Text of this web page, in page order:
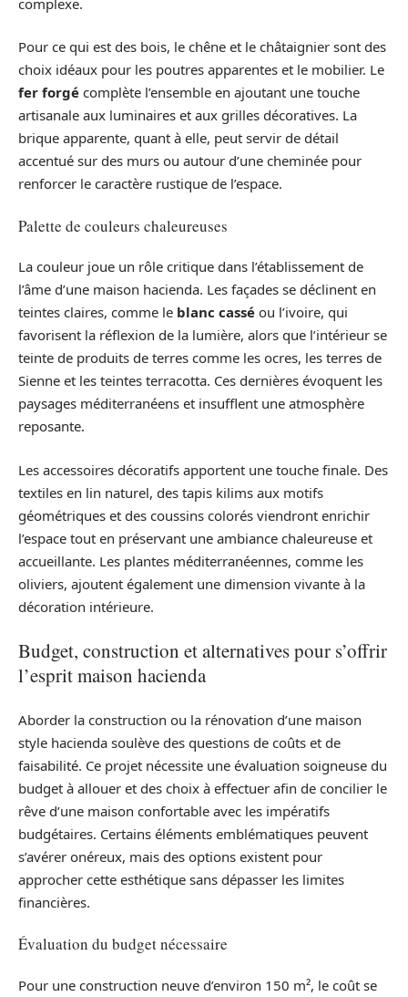
Pour ce qui est des bois, le chêne et le châtaignier sont des
choix idéaux pour les poutres apparentes et le mobilier. Le
fer forgé complète l’ensemble en ajoutant une touche
artisanale aux luminaires et aux grilles décoratives. La
brique apparente, quant à elle, peut servir de détail
accentué sur des murs ou autour d’une cheminée pour
renforcer le caractère rustique de l’espace.
Palette de couleurs chaleureuses
La couleur joue un rôle critique dans l’établissement de
l’âme d’une maison hacienda. Les façades se déclinent en
teintes claires, comme le blanc cassé ou l’ivoire, qui
favorisent la réflexion de la lumière, alors que l’intérieur se
teinte de produits de terres comme les ocres, les terres de
Sienne et les teintes terracotta. Ces dernières évoquent les
paysages méditerranéens et insufflent une atmosphère
reposante.
Les accessoires décoratifs apportent une touche finale. Des
textiles en lin naturel, des tapis kilims aux motifs
géométriques et des coussins colorés viendront enrichir
l’espace tout en préservant une ambiance chaleureuse et
accueillante. Les plantes méditerranéennes, comme les
oliviers, ajoutent également une dimension vivante à la
décoration intérieure.
Budget, construction et alternatives pour s’offrir
l’esprit maison hacienda
Aborder la construction ou la rénovation d’une maison
style hacienda soulève des questions de coûts et de
faisabilité. Ce projet nécessite une évaluation soigneuse du
budget à allouer et des choix à effectuer afin de concilier le
rêve d’une maison confortable avec les impératifs
budgétaires. Certains éléments emblématiques peuvent
s’avérer onéreux, mais des options existent pour
approcher cette esthétique sans dépasser les limites
financières.
Évaluation du budget nécessaire
Pour une construction neuve d’environ 150 m², le coût se